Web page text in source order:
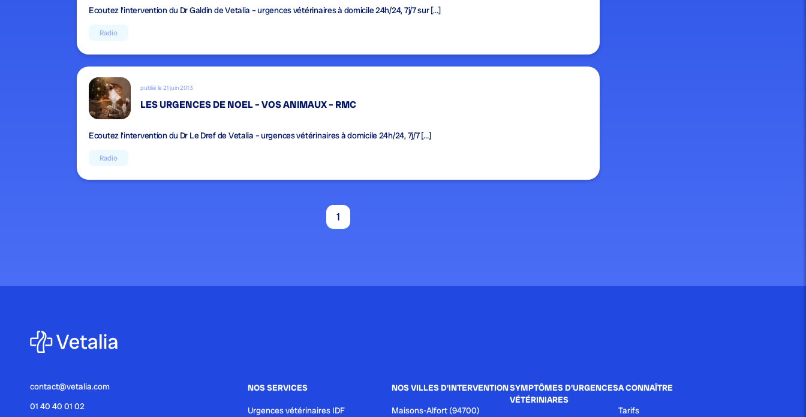
Ecoutez l’intervention du Dr Galdin de Vetalia – urgences vétérinaires à domicile 24h/24, 7j/7 sur […]
Radio
publié le 21 juin 2013
LES URGENCES DE NOEL – VOS ANIMAUX – RMC
Ecoutez l’intervention du Dr Le Dref de Vetalia – urgences vétérinaires à domicile 24h/24, 7j/7 […]
Radio
1
contact@vetalia.com
01 40 40 01 02
NOS SERVICES
Urgences vétérinaires IDF
NOS VILLES D'INTERVENTION
Maisons-Alfort (94700)
SYMPTÔMES D'URGENCES
VÉTÉRINIARES
A CONNAÎTRE
Tarifs